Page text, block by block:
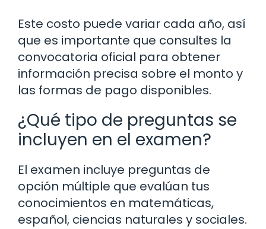
Este costo puede variar cada año, así
que es importante que consultes la
convocatoria oficial para obtener
información precisa sobre el monto y
las formas de pago disponibles.
¿Qué tipo de preguntas se
incluyen en el examen?
El examen incluye preguntas de
opción múltiple que evalúan tus
conocimientos en matemáticas,
español, ciencias naturales y sociales.